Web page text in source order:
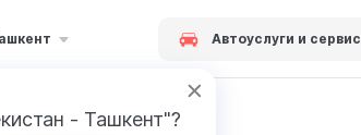
Автоуслуги и сервис
- Ташкент"?
и сервис Аловуддин